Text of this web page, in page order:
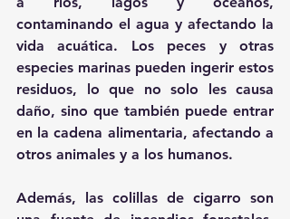
contaminando el agua y afectando la
vida acuática. Los peces y otras
especies marinas pueden ingerir estos
residuos, lo que no solo les causa
daño, sino que también puede entrar
en la cadena alimentaria, afectando a
otros animales y a los humanos.
Además, las colillas de cigarro son